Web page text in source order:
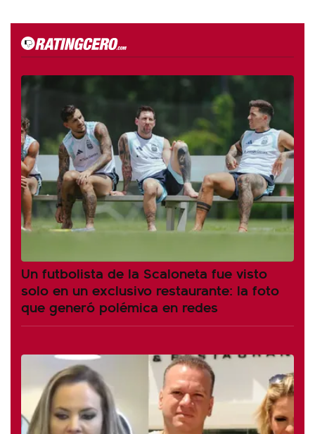
Un futbolista de la Scaloneta fue visto
solo en un exclusivo restaurante: la foto
que generó polémica en redes